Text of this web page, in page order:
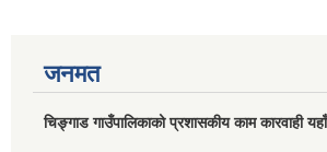
जनमत
चिङ्गाड गाउँपालिकाको प्रशासकीय काम कारवाही